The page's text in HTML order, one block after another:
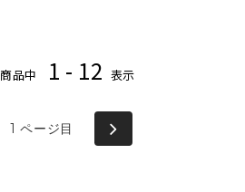
商品中 1 - 12 表示
1ページ目